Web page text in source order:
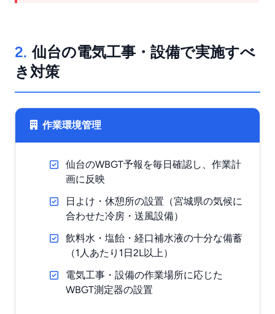
2. 仙台の電気工事・設備で実施すべ
き対策
作業環境管理
仙台のWBGT予報を毎日確認し、作業計
画に反映
日よけ・休憩所の設置（宮城県の気候に
合わせた冷房・送風設備）
飲料水・塩飴・経口補水液の十分な備蓄
（1人あたり1日2L以上）
電気工事・設備の作業場所に応じた
WBGT測定器の設置